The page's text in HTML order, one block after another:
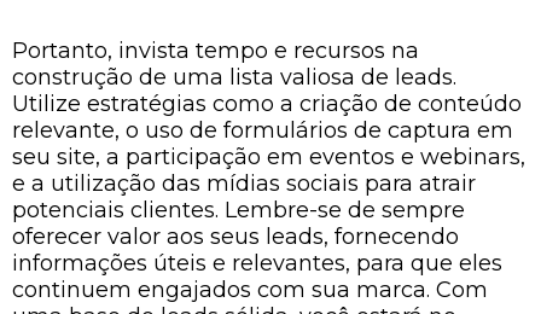
Portanto, invista tempo e recursos na
construção de uma lista valiosa de leads.
Utilize estratégias como a criação de conteúdo
relevante, o uso de formulários de captura em
seu site, a participação em eventos e webinars,
e a utilização das mídias sociais para atrair
potenciais clientes. Lembre-se de sempre
oferecer valor aos seus leads, fornecendo
informações úteis e relevantes, para que eles
continuem engajados com sua marca. Com